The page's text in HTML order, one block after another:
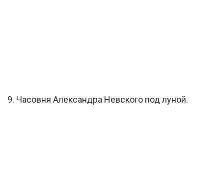
9. Часовня Александра Невского под луной.